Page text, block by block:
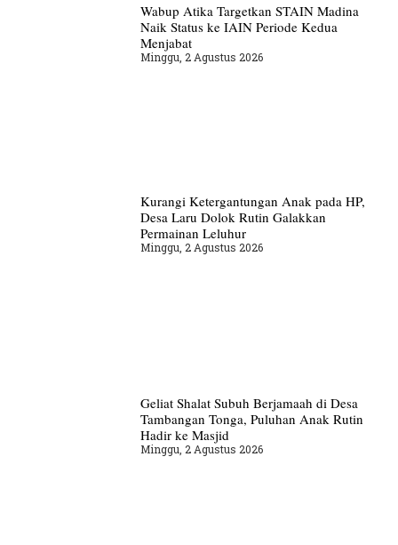
Wabup Atika Targetkan STAIN Madina
Naik Status ke IAIN Periode Kedua
Menjabat
Minggu, 2 Agustus 2026
Kurangi Ketergantungan Anak pada HP,
Desa Laru Dolok Rutin Galakkan
Permainan Leluhur
Minggu, 2 Agustus 2026
Geliat Shalat Subuh Berjamaah di Desa
Tambangan Tonga, Puluhan Anak Rutin
Hadir ke Masjid
Minggu, 2 Agustus 2026